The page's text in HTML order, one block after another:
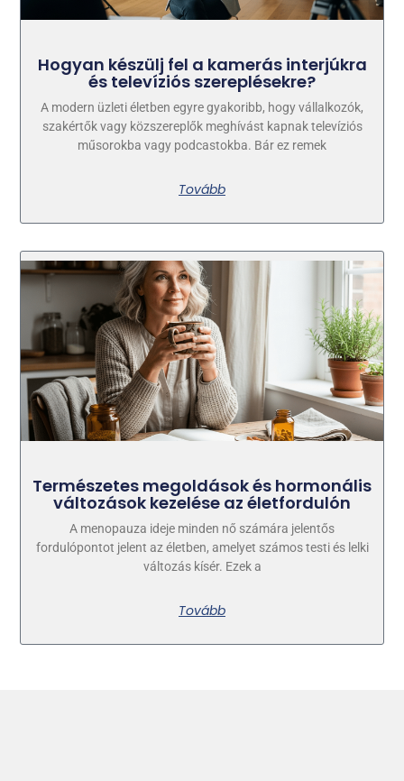
Hogyan készülj fel a kamerás interjúkra
és televíziós szereplésekre?
A modern üzleti életben egyre gyakoribb, hogy vállalkozók,
szakértők vagy közszereplők meghívást kapnak televíziós
műsorokba vagy podcastokba. Bár ez remek
Tovább
Természetes megoldások és hormonális
változások kezelése az életfordulón
A menopauza ideje minden nő számára jelentős
fordulópontot jelent az életben, amelyet számos testi és lelki
változás kísér. Ezek a
Tovább